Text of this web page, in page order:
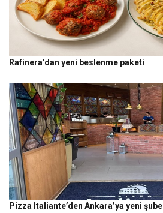
Rafinera’dan yeni beslenme paketi
Pizza Italiante’den Ankara’ya yeni şube